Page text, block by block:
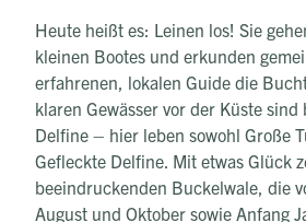
Heute heißt es: Leinen los! Sie
kleinen Bootes und erkunden
erfahrenen, lokalen Guide die
klaren Gewässer vor der Küste
Delfine – hier leben sowohl Große
Gefleckte Delfine. Mit etwas Glück
beeindruckenden Buckelwale, die
August und Oktober sowie Anfang